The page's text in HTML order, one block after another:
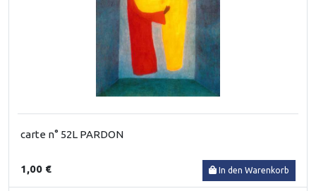
carte n° 52L PARDON
1,00 € In den Warenkorb